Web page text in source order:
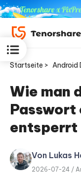
ReiBoot
for iOS
PDF
Editor
Startseite > Android
Wie man
Passwort
entsperrt
Von Lukas
2026-07-24 /